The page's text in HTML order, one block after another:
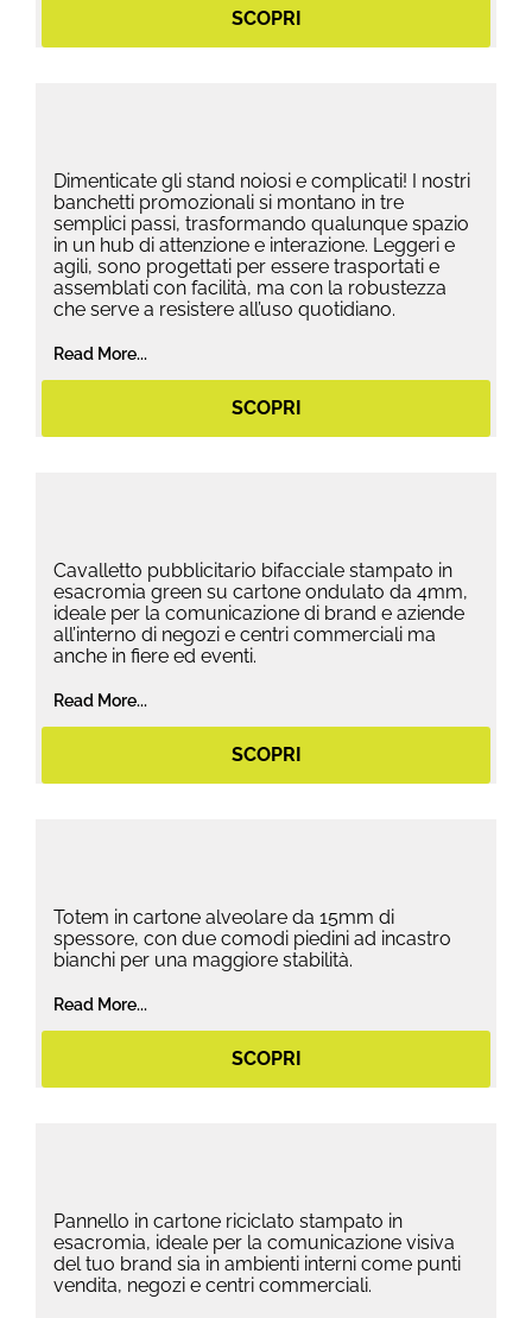
SCOPRI
Dimenticate gli stand noiosi e complicati! I nostri
banchetti promozionali si montano in tre
semplici passi, trasformando qualunque spazio
in un hub di attenzione e interazione. Leggeri e
agili, sono progettati per essere trasportati e
assemblati con facilità, ma con la robustezza
che serve a resistere all’uso quotidiano.
Read More...
SCOPRI
Cavalletto pubblicitario bifacciale stampato in
esacromia green su cartone ondulato da 4mm,
ideale per la comunicazione di brand e aziende
all’interno di negozi e centri commerciali ma
anche in fiere ed eventi.
Read More...
SCOPRI
Totem in cartone alveolare da 15mm di
spessore, con due comodi piedini ad incastro
bianchi per una maggiore stabilità.
Read More...
SCOPRI
Pannello in cartone riciclato stampato in
esacromia, ideale per la comunicazione visiva
del tuo brand sia in ambienti interni come punti
vendita, negozi e centri commerciali.